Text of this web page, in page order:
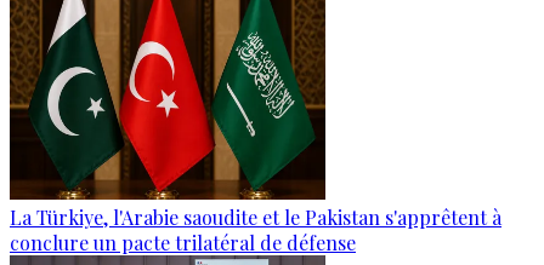
La Türkiye, l'Arabie saoudite et le Pakistan s'apprêtent à
conclure un pacte trilatéral de défense